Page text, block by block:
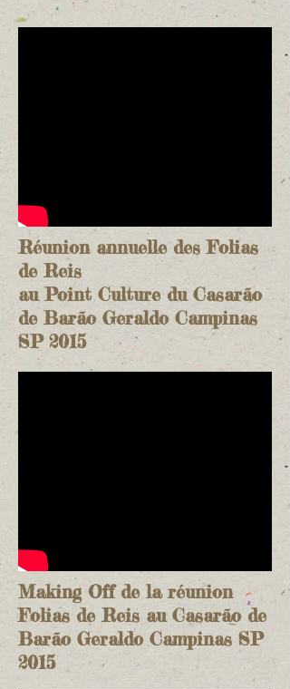
Réunion annuelle des Folias
de Reis
au Point Culture du Casarão
de Barão Geraldo Campinas
SP 2015
Making Off de la réunion
Folias de Reis au Casarão de
Barão Geraldo Campinas SP
2015